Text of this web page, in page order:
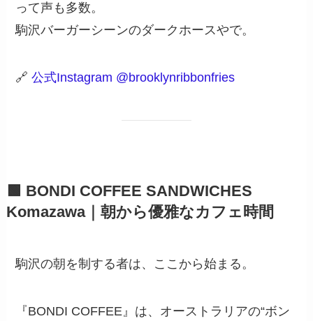
って声も多数。
駒沢バーガーシーンのダークホースやで。
🔗公式Instagram @brooklynribbonfries
🟩 BONDI COFFEE SANDWICHES
Komazawa｜朝から優雅なカフェ時間
駒沢の朝を制する者は、ここから始まる。
『BONDI COFFEE』は、オーストラリアの“ボン